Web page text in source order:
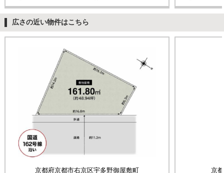
広さの近い物件はこちら
京都府京都市右京区宇多野御屋敷町 京